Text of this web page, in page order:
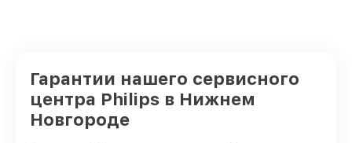
Гарантии нашего сервисного
центра Philips в Нижнем
Новгороде